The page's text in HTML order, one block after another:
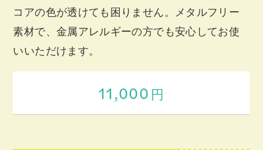
コアの色が透けても困りません。メタルフリー
素材で、金属アレルギーの方でも安心してお使
いいただけます。
11,000 円